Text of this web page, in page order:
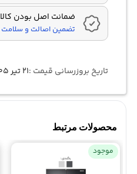
ضمانت اصل بودن کالا
تضمین اصالت و سلامت
تاریخ بروزرسانی قیمت :۲۱ تیر ۱۴۰۵
محصولات مرتبط
موجود